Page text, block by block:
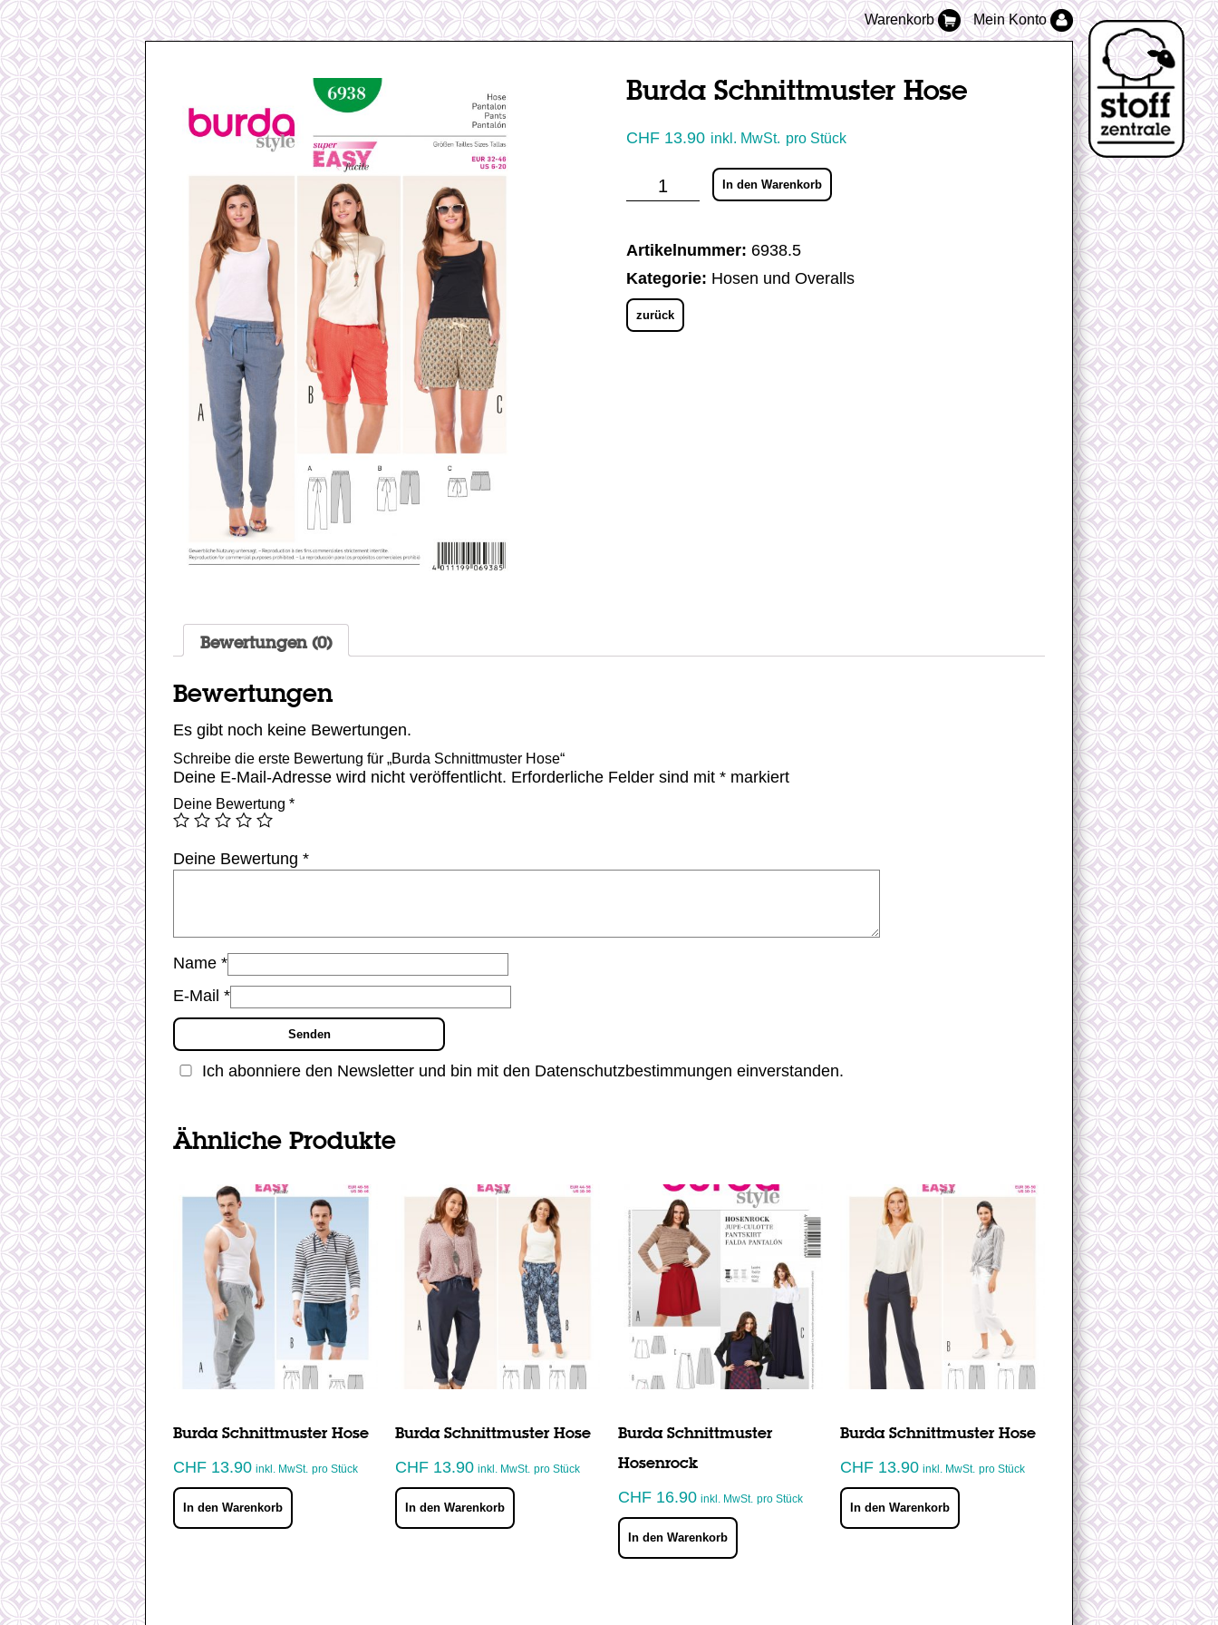
Warenkorb Mein Konto
Burda Schnittmuster Hose
CHF 13.90 inkl. MwSt. pro Stück
Schnittmuster
Hose
In den Warenkorb
Artikelnummer: 6938.5
Kategorie: Hosen und Overalls
zurück
Bewertungen (0)
Bewertungen
Es gibt noch keine Bewertungen.
Schreibe die erste Bewertung für „Burda Schnittmuster Hose“
Deine E-Mail-Adresse wird nicht veröffentlicht. Erforderliche Felder sind mit * markiert
Deine Bewertung *
Deine Bewertung *
Name *
E-Mail *
Ich abonniere den Newsletter und bin mit den Datenschutzbestimmungen einverstanden.
Ähnliche Produkte
Burda Schnittmuster Hose
CHF 13.90 inkl. MwSt. pro Stück
In den Warenkorb
Burda Schnittmuster Hose
CHF 13.90 inkl. MwSt. pro Stück
In den Warenkorb
Burda Schnittmuster
Hosenrock
CHF16.90 inkl. MwSt. pro Stück
In den Warenkorb
Burda Schnittmuster Hose
CHF13.90 inkl. MwSt. pro Stück
In den Warenkorb